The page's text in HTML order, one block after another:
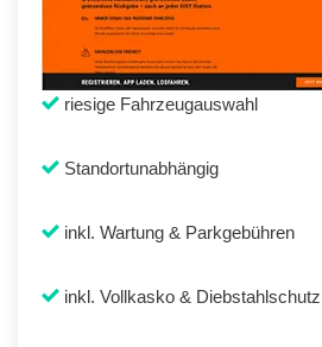
riesige Fahrzeugauswahl
Standortunabhängig
inkl. Wartung & Parkgebühren
inkl. Vollkasko & Diebstahlschutz